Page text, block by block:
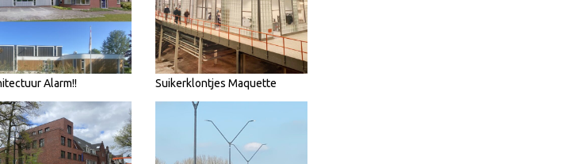
Alarm!! Suikerklontjes Maquette